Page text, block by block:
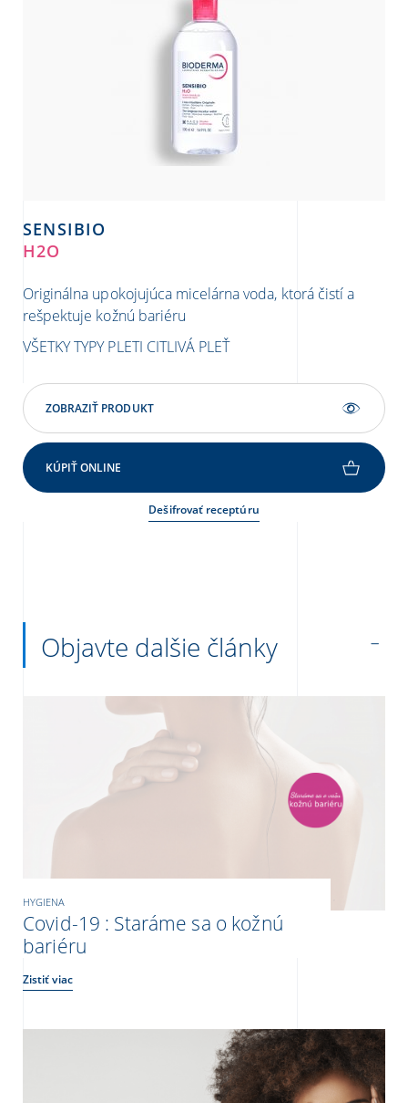
SENSIBIO
H2O
Originálna upokojujúca micelárna voda, ktorá čistí a
rešpektuje kožnú bariéru
VŠETKY TYPY PLETI CITLIVÁ PLEŤ
ZOBRAZIŤ PRODUKT
KÚPIŤ ONLINE
Dešifrovať receptúru
Objavte dalšie články
HYGIENA
Covid-19 : Staráme sa o kožnú
bariéru
Zistiť viac